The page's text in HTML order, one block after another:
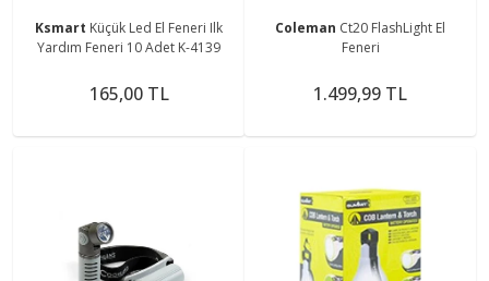
Ksmart Küçük Led El Feneri Ilk
Yardım Feneri 10 Adet K-4139
165,00 TL
Coleman Ct20 FlashLight El
Feneri
1.499,99 TL